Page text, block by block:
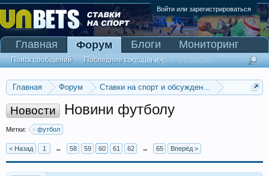
Войти или зарегистрироваться
Главная Форум
Ставки на спорт и обсуждение спортивных
Прогнозы на футбол
Новости Новини футболу
Метки: футбол
< Назад 1 ← 58 59 60 61 62 → 65 Вперёд >
Главная Форум
Поиск сообщений Последние сообщения
Блоги
Мониторинг
Сканер Pinnacle